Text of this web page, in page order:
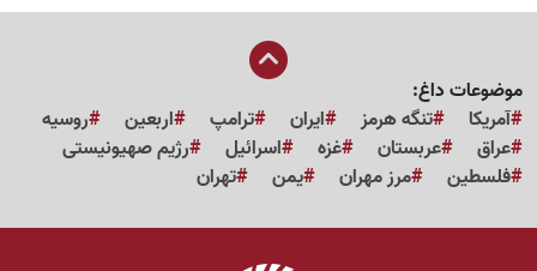
موضوعات داغ:
آمریکا
تنگه هرمز ایران ترامپ اربعین
روسیه
عراق
عربستان غزه اسرائیل
رژیم صهیونیستی
فلسطین
مرز مهران یمن تهران